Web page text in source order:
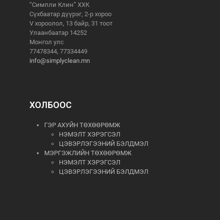
“Симпли Клин” ХХК
Сүхбаатар дүүрэг, 2-р хороо
V хороолол, 13 байр, 31 тоот
Улаанбаатар 14252
Монгол улс
77478344, 77334449
info@simplyclean.mn
ХОЛБООС
ГЭР АХУЙН ТӨХӨӨРӨМЖ
НЭМЭЛТ ХЭРЭГСЭЛ
ЦЭВЭРЛЭГЭЭНИЙ БЭЛДМЭЛ
МЭРГЭЖЛИЙН ТӨХӨӨРӨМЖ
НЭМЭЛТ ХЭРЭГСЭЛ
ЦЭВЭРЛЭГЭЭНИЙ БЭЛДМЭЛ